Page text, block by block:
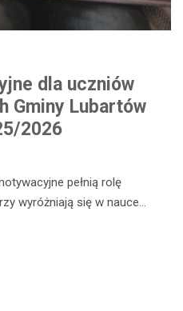
dla uczniów
Gminy Lubartów
2026
pełnią rolę
wyróżniają się w nauce…